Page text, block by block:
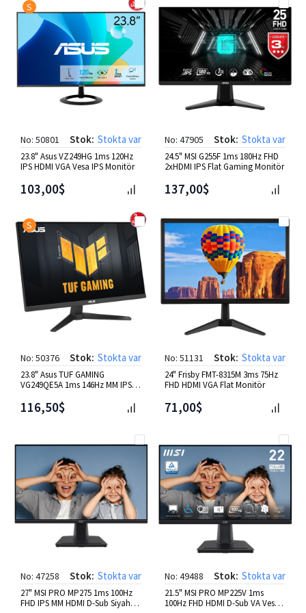
S
No: 50801 Stok: Stokta var
23.8" Asus VZ249HG 1ms 120Hz
IPS HDMI VGA Vesa IPS Monitör
103,00$
No: 47905 Stok: Stokta var
24.5" MSI G255F 1ms 180Hz FHD
2xHDMI IPS Flat Gaming Monitör
137,00$
S
No: 50376 Stok: Stokta var
23.8" Asus TUF GAMING
VG249QE5A 1ms 146Hz MM IPS
116,50$
No: 51131 Stok: Stokta var
24" Frisby FMT-8315M 3ms 75Hz
FHD HDMI VGA Flat Monitör
71,00$
No: 47258 Stok: Stokta var
27" MSI PRO MP275 1ms 100Hz
FHD IPS MM HDMI D-Sub Siyah
No: 49488 Stok: Stokta var
21.5" MSI PRO MP225V 1ms
100Hz FHD HDMI D-Sub VA Vesa